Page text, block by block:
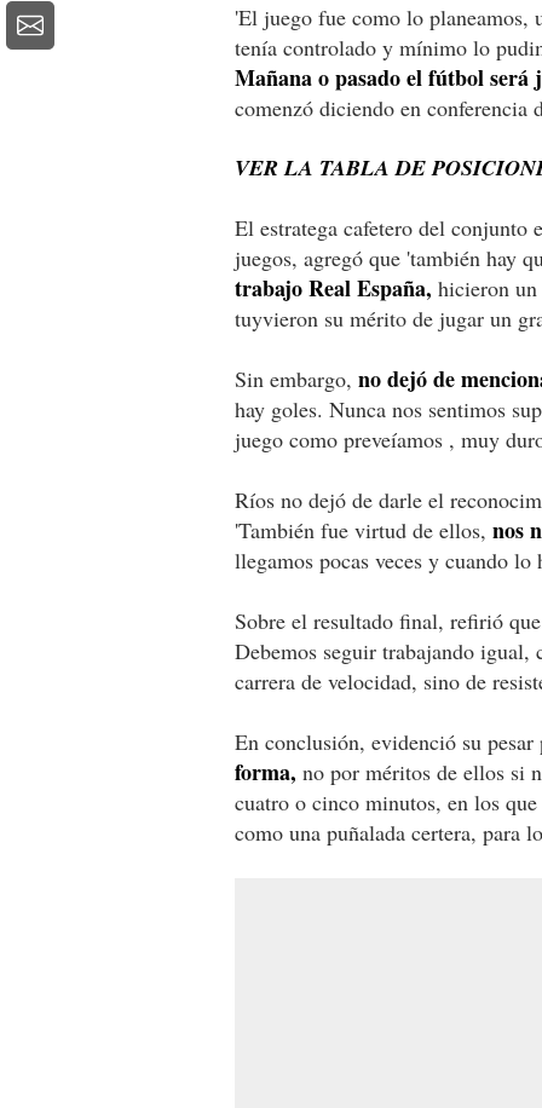
'El juego fue como lo
tenía controlado y mínimo lo
Mañana o pasado el fútbol será
comenzó diciendo en conferencia
VER LA TABLA DE
El estratega cafetero del conjunto
juegos, agregó que 'también hay
trabajo Real España, hicieron
tuyvieron su mérito de jugar un
Sin embargo, no dejó de
hay goles. Nunca nos sentimos
juego como preveíamos , muy
Ríos no dejó de darle el
'También fue virtud de ellos, nos
llegamos pocas veces y cuando
Sobre el resultado final, refirió que
Debemos seguir trabajando igual,
carrera de velocidad, sino de
En conclusión, evidenció su
forma, no por méritos de ellos si
cuatro o cinco minutos, en los
como una puñalada certera, para